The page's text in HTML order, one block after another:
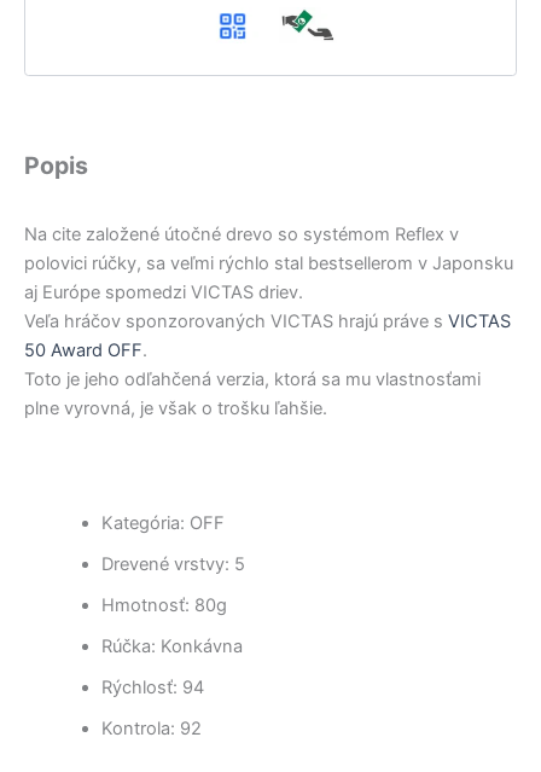
Popis
Na cite založené útočné drevo so systémom Reflex v
polovici rúčky, sa veľmi rýchlo stal bestsellerom v Japonsku
aj Európe spomedzi VICTAS driev.
Veľa hráčov sponzorovaných VICTAS hrajú práve s VICTAS
50 Award OFF.
Toto je jeho odľahčená verzia, ktorá sa mu vlastnosťami
plne vyrovná, je však o trošku ľahšie.
Kategória: OFF
Drevené vrstvy: 5
Hmotnosť: 80g
Rúčka: Konkávna
Rýchlosť: 94
Kontrola: 92